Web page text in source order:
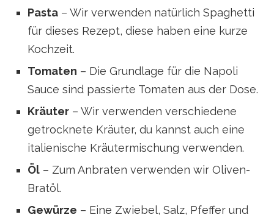
Pasta – Wir verwenden natürlich Spaghetti
für dieses Rezept, diese haben eine kurze
Kochzeit.
Tomaten – Die Grundlage für die Napoli
Sauce sind passierte Tomaten aus der Dose.
Kräuter – Wir verwenden verschiedene
getrocknete Kräuter, du kannst auch eine
italienische Kräutermischung verwenden.
Öl – Zum Anbraten verwenden wir Oliven-
Bratöl.
Gewürze – Eine Zwiebel, Salz, Pfeffer und